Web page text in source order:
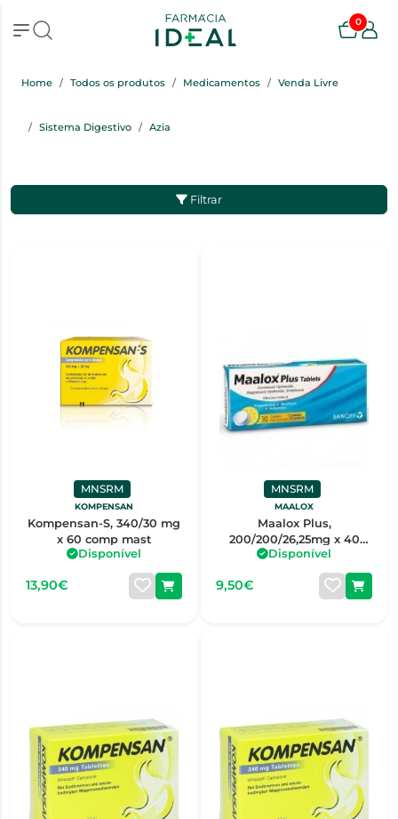
0
Home Todos os produtos Medicamentos Venda Livre
Sistema Digestivo Azia
Filtrar
MNSRM
KOMPENSAN
Kompensan-S, 340/30 mg
x 60 comp mast
Disponível
13,90€
MNSRM
MAALOX
Maalox Plus,
200/200/26,25mg x 40
comp mast
Disponível
9,50€